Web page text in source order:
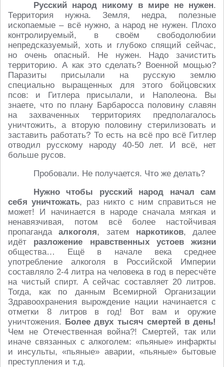
Русский народ никому в мире не нужен.
Территория нужна. Земля, недра, полезные
ископаемые – всё нужно, а народ не нужен. Плохо
контролируемый, в своём свободолюбии
непредсказуемый, хоть и глубоко спящий сейчас,
но очень опасный. Не нужен. Надо зачистить
территорию. А как это сделать? Военной мощью?
Паразиты присылали на русскую землю
специально выращенных для этого бойцовских
псов: и Гитлера присылали, и Наполеона. Вы
знаете, что по плану Барбаросса половину славян
на захваченных территориях предполагалось
уничтожить, а вторую половину стерилизовать и
заставить работать? То есть на всё про всё Гитлер
отводил русскому народу 40-50 лет. И всё, нет
больше русов.
Пробовали. Не получается. Что же делать?
Нужно чтобы русский народ начал сам
себя уничтожать, раз никто с ним справиться не
может! И начинается в народе сначала мягкая и
ненавязчивая, потом всё более настойчивая
пропагандаалкоголя, затем наркотиков, далее
идёт разложение нравственных устоев жизни
общества… Ещё в начале века среднее
употребление алкоголя в Российской Империи
составляло 2-4 литра на человека в год в пересчёте
на чистый спирт. А сейчас составляет 20 литров.
Тогда, как по данным Всемирной Организации
Здравоохранения вырождение нации начинается с
отметки 8 литров в год! Вот вам и оружие
уничтожения. Более двух тысяч смертей в день!
Чем не Отечественная война?! Смертей, так или
иначе связанных с алкоголем: «пьяные» инфаркты
и инсульты, «пьяные» аварии, «пьяные» бытовые
преступления и т.д.